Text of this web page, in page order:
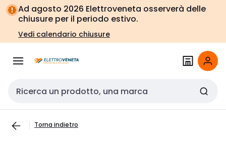
Vai alla
navigazione
Vai
alla
pagina
Ad agosto 2026 Elettroveneta osserverà delle
chiusure per il periodo estivo.
Vedi calendario chiusure
Cerca input
Torna indietro